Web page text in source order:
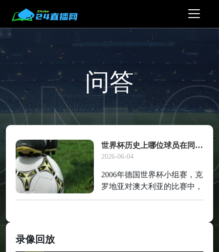
问答
世界杯历史上哪位球员在同一场比赛中既进球又被罚下？
2026-06-04
2006年德国世界杯小组赛，克
罗地亚对澳大利亚的比赛中，
克罗地亚球员西穆尼奇在第90
录像回放